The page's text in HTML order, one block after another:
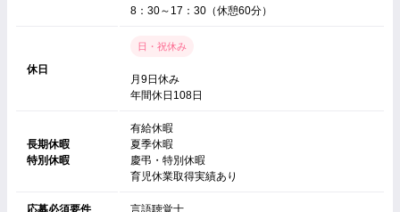
8：30～17：30（休憩60分）
休日
日・祝休み
月9日休み
年間休日108日
長期休暇
特別休暇
有給休暇
夏季休暇
慶弔・特別休暇
育児休業取得実績あり
応募必須要件 言語聴覚士